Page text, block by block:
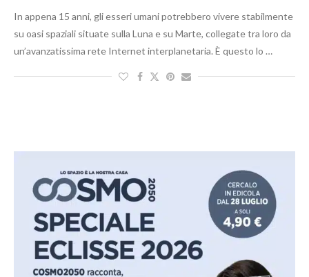
In appena 15 anni, gli esseri umani potrebbero vivere stabilmente
su oasi spaziali situate sulla Luna e su Marte, collegate tra loro da
un’avanzatissima rete Internet interplanetaria. È questo lo …